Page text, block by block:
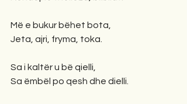
Më e bukur bëhet bota,
Jeta, ajri, fryma, toka.
Sa i kaltër u bë qielli,
Sa ëmbël po qesh dhe dielli.